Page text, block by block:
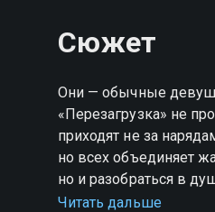
Сюжет
Они — обычные
«Перезагрузка» не
приходят не за
но всех объединяет
но и разобраться в
«Перезагрузка» —
Читать дальше